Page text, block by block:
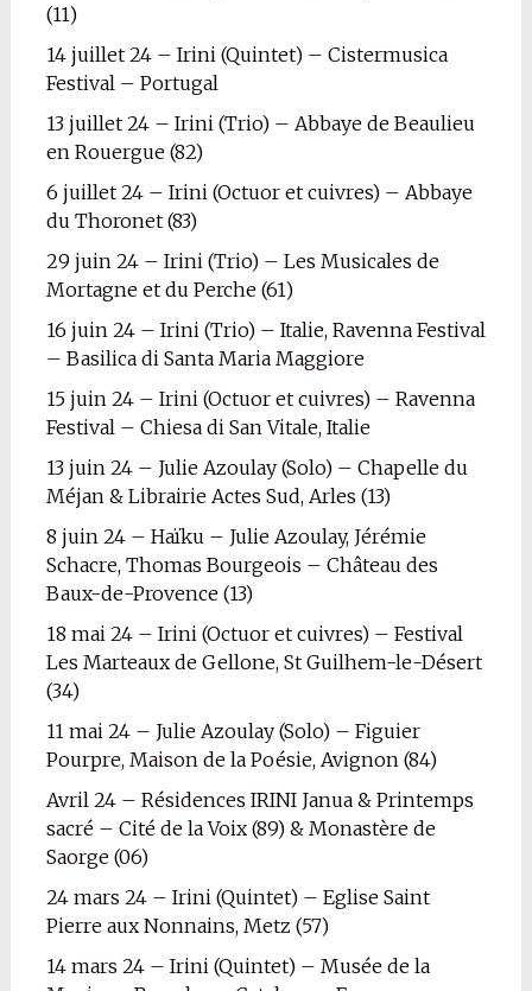
(11)
14 juillet 24 – Irini (Quintet) – Cistermusica
Festival – Portugal
13 juillet 24 – Irini (Trio) – Abbaye de Beaulieu
en Rouergue (82)
6 juillet 24 – Irini (Octuor et cuivres) – Abbaye
du Thoronet (83)
29 juin 24 – Irini (Trio) – Les Musicales de
Mortagne et du Perche (61)
16 juin 24 – Irini (Trio) – Italie, Ravenna Festival
– Basilica di Santa Maria Maggiore
15 juin 24 – Irini (Octuor et cuivres) – Ravenna
Festival – Chiesa di San Vitale, Italie
13 juin 24 – Julie Azoulay (Solo) – Chapelle du
Méjan & Librairie Actes Sud, Arles (13)
8 juin 24 – Haïku – Julie Azoulay, Jérémie
Schacre, Thomas Bourgeois – Château des
Baux-de-Provence (13)
18 mai 24 – Irini (Octuor et cuivres) – Festival
Les Marteaux de Gellone, St Guilhem-le-Désert
(34)
11 mai 24 – Julie Azoulay (Solo) – Figuier
Pourpre, Maison de la Poésie, Avignon (84)
Avril 24 – Résidences IRINI Janua & Printemps
sacré – Cité de la Voix (89) & Monastère de
Saorge (06)
24 mars 24 – Irini (Quintet) – Eglise Saint
Pierre aux Nonnains, Metz (57)
14 mars 24 – Irini (Quintet) – Musée de la